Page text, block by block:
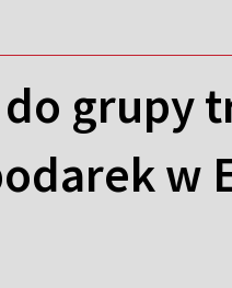
grupy
w